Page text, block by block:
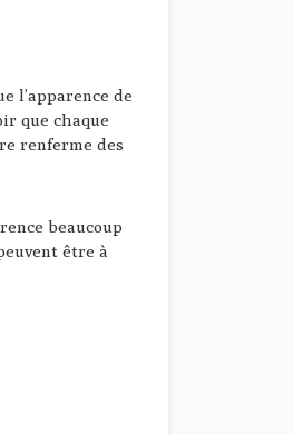
l’apparence de
que chaque
renferme des
beaucoup
être à